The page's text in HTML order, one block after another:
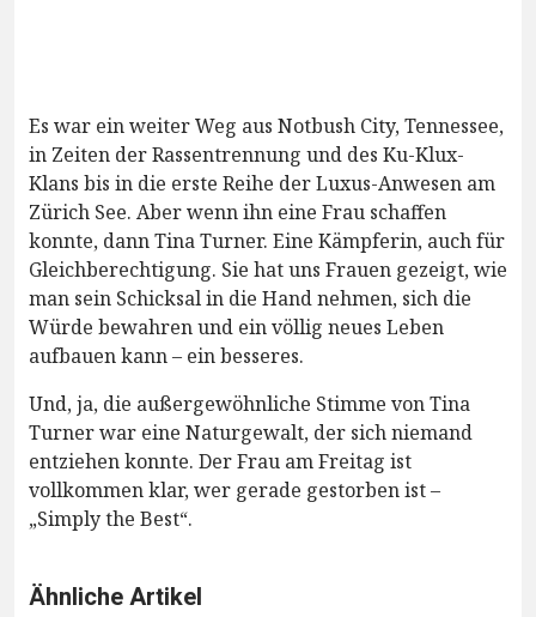
Es war ein weiter Weg aus Notbush City, Tennessee,
in Zeiten der Rassentrennung und des Ku-Klux-
Klans bis in die erste Reihe der Luxus-Anwesen am
Zürich See. Aber wenn ihn eine Frau schaffen
konnte, dann Tina Turner. Eine Kämpferin, auch für
Gleichberechtigung. Sie hat uns Frauen gezeigt, wie
man sein Schicksal in die Hand nehmen, sich die
Würde bewahren und ein völlig neues Leben
aufbauen kann – ein besseres.
Und, ja, die außergewöhnliche Stimme von Tina
Turner war eine Naturgewalt, der sich niemand
entziehen konnte. Der Frau am Freitag ist
vollkommen klar, wer gerade gestorben ist –
„Simply the Best“.
Ähnliche Artikel